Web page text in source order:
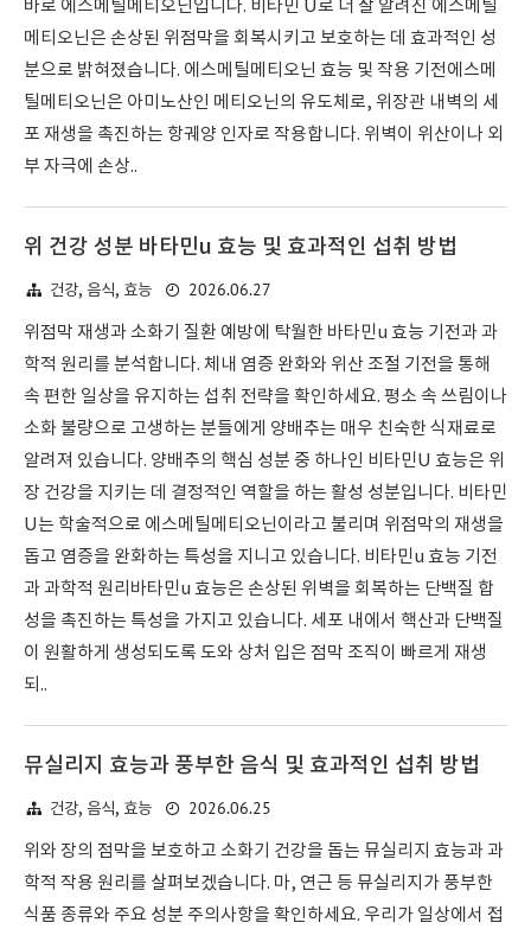
바로 에스메틸메티오닌입니다. 비타민 U로 더 잘 알려진 에스메틸
메티오닌은 손상된 위점막을 회복시키고 보호하는 데 효과적인 성
분으로 밝혀졌습니다. 에스메틸메티오닌 효능 및 작용 기전에스메
틸메티오닌은 아미노산인 메티오닌의 유도체로, 위장관 내벽의 세
포 재생을 촉진하는 항궤양 인자로 작용합니다. 위벽이 위산이나 외
부 자극에 손상..
위 건강 성분 바타민u 효능 및 효과적인 섭취 방법
건강, 음식, 효능 2026.06.27
위점막 재생과 소화기 질환 예방에 탁월한 바타민u 효능 기전과 과
학적 원리를 분석합니다. 체내 염증 완화와 위산 조절 기전을 통해
속 편한 일상을 유지하는 섭취 전략을 확인하세요. 평소 속 쓰림이나
소화 불량으로 고생하는 분들에게 양배추는 매우 친숙한 식재료로
알려져 있습니다. 양배추의 핵심 성분 중 하나인 비타민U 효능은 위
장 건강을 지키는 데 결정적인 역할을 하는 활성 성분입니다. 비타민
U는 학술적으로 에스메틸메티오닌이라고 불리며 위점막의 재생을
돕고 염증을 완화하는 특성을 지니고 있습니다. 비타민u 효능 기전
과 과학적 원리바타민u 효능은 손상된 위벽을 회복하는 단백질 합
성을 촉진하는 특성을 가지고 있습니다. 세포 내에서 핵산과 단백질
이 원활하게 생성되도록 도와 상처 입은 점막 조직이 빠르게 재생
되..
뮤실리지 효능과 풍부한 음식 및 효과적인 섭취 방법
건강, 음식, 효능 2026.06.25
위와 장의 점막을 보호하고 소화기 건강을 돕는 뮤실리지 효능과 과
학적 작용 원리를 살펴보겠습니다. 마, 연근 등 뮤실리지가 풍부한
식품 종류와 주요 성분 주의사항을 확인하세요. 우리가 일상에서 접